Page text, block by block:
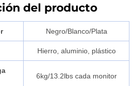
del producto
Negro/Blanco/Plata
Hierro, aluminio, plástico
6kg/13.2lbs cada monitor